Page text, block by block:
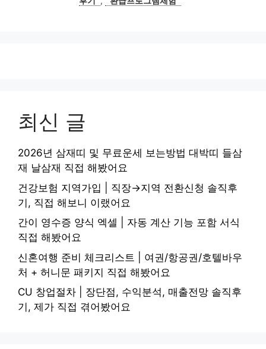
최신 글
2026년 삼재띠 및 무료운세 보는방법 대박띠 들삼
재 날삼재 직접 해봤어요
건강보험 지역가입 | 직장→지역 전환신청 솔직후
기, 직접 해보니 이랬어요
간이 영수증 양식 엑셀 | 자동 계산 기능 포함 서식
직접 해봤어요
신혼여행 준비 체크리스트 | 여권/항공권/호텔바우
처 + 허니문 패키지 직접 해봤어요
CU 창업절차 | 장단점, 수익분석, 매출전망 솔직후
기, 제가 직접 겪어봤어요